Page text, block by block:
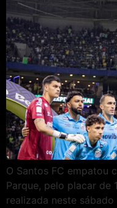
O Santos FC empatou
Parque, pelo placar de
realizada neste